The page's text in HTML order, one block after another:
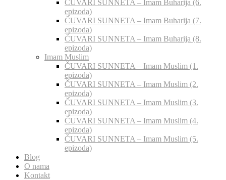
ČUVARI SUNNETA – Imam Buharija (6.
epizoda)
ČUVARI SUNNETA – Imam Buharija (7.
epizoda)
ČUVARI SUNNETA – Imam Buharija (8.
epizoda)
Imam Muslim
ČUVARI SUNNETA – Imam Muslim (1.
epizoda)
ČUVARI SUNNETA – Imam Muslim (2.
epizoda)
ČUVARI SUNNETA – Imam Muslim (3.
epizoda)
ČUVARI SUNNETA – Imam Muslim (4.
epizoda)
ČUVARI SUNNETA – Imam Muslim (5.
epizoda)
Blog
O nama
Kontakt